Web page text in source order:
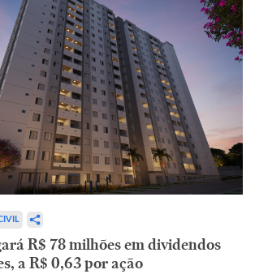
R$ 78 milhões em dividendos
a R$ 0,63 por ação